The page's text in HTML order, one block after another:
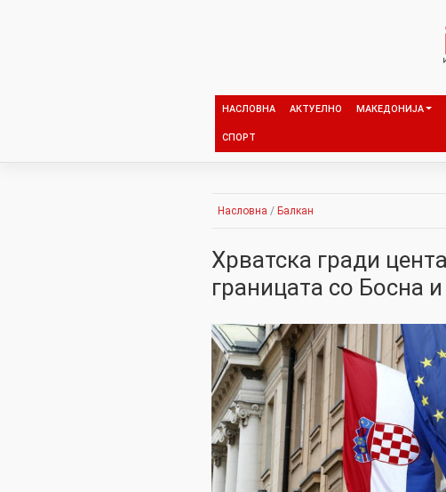
НАСЛОВНА АКТУЕЛНО МАКЕДОНИЈА
СПОРТ
Насловна / Балкан
Хрватска гради
границата со Босна